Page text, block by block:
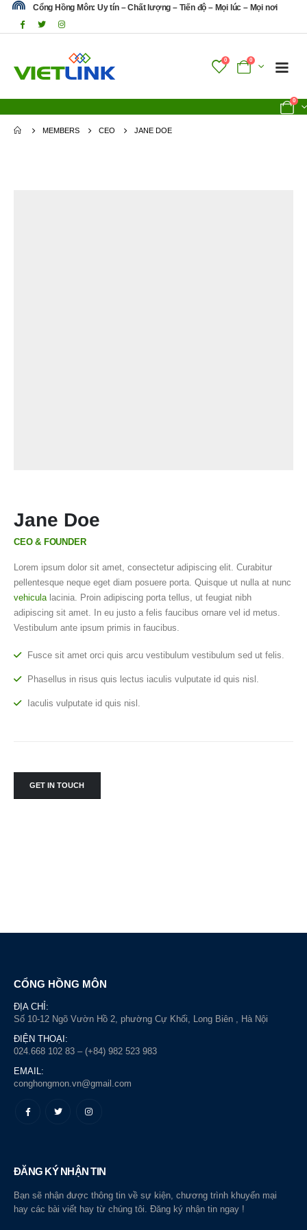
Cổng Hồng Môn: Uy tín – Chất lượng – Tiến độ – Mọi lúc – Mọi nơi
0 0
0
MEMBERS CEO JANE DOE
Jane Doe
CEO & FOUNDER
Lorem ipsum dolor sit amet, consectetur adipiscing elit. Curabitur
pellentesque neque eget diam posuere porta. Quisque ut nulla at nunc
vehicula lacinia. Proin adipiscing porta tellus, ut feugiat nibh
adipiscing sit amet. In eu justo a felis faucibus ornare vel id metus.
Vestibulum ante ipsum primis in faucibus.
Fusce sit amet orci quis arcu vestibulum vestibulum sed ut felis.
Phasellus in risus quis lectus iaculis vulputate id quis nisl.
Iaculis vulputate id quis nisl.
GET IN TOUCH
CỔNG HỒNG MÔN
ĐỊA CHỈ:
Số 10-12 Ngõ Vườn Hồ 2, phường Cự Khối, Long Biên , Hà Nội
ĐIỆN THOẠI:
024.668 102 83 – (+84) 982 523 983
EMAIL:
conghongmon.vn@gmail.com
ĐĂNG KÝ NHẬN TIN
Bạn sẽ nhận được thông tin về sự kiện, chương trình khuyến mại
hay các bài viết hay từ chúng tôi. Đăng ký nhận tin ngay !